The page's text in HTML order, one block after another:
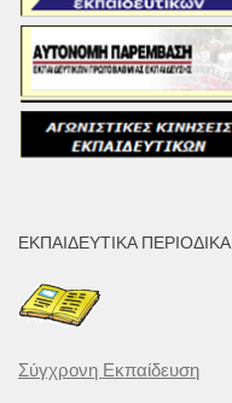
ΕΚΠΑΙΔΕΥΤΙΚΆ ΠΕΡΙΟΔΙΚΆ
Σύγχρονη Εκπαίδευση